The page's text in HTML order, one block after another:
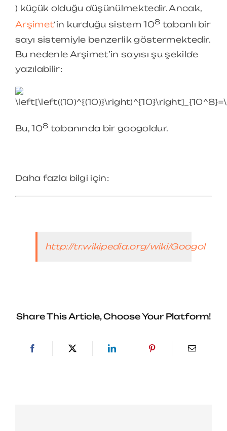
) küçük olduğu düşünülmektedir. Ancak,
Arşimet‘in kurduğu sistem 108 tabanlı bir
sayı sistemiyle benzerlik göstermektedir.
Bu nedenle Arşimet’in sayısı şu şekilde
yazılabilir:
Bu, 108 tabanında bir googoldur.
Daha fazla bilgi için:
http://tr.wikipedia.org/wiki/Googol
Share This Article, Choose Your Platform!